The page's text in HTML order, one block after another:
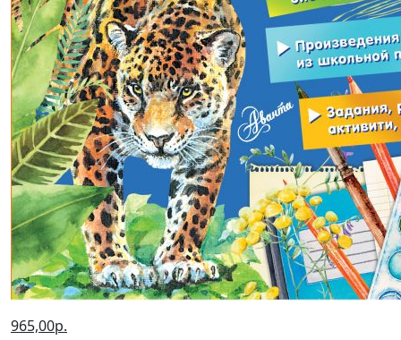
1705,00р.
-40% после регистрации
Большая детская 3D-энциклопедия
обо всем на свете